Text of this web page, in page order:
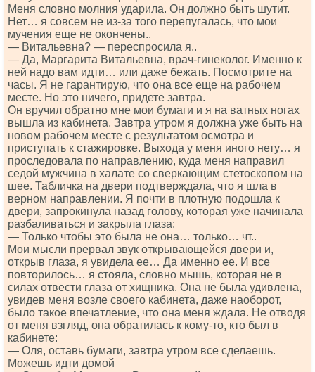
Меня словно молния ударила. Он должно быть шутит.
Нет… я совсем не из-за того перепугалась, что мои
мучения еще не окончены..
— Витальевна? — переспросила я..
— Да, Маргарита Витальевна, врач-гинеколог. Именно к
ней надо вам идти… или даже бежать. Посмотрите на
часы. Я не гарантирую, что она все еще на рабочем
месте. Но это ничего, придете завтра.
Он вручил обратно мне мои бумаги и я на ватных ногах
вышла из кабинета. Завтра утром я должна уже быть на
новом рабочем месте с результатом осмотра и
приступать к стажировке. Выхода у меня иного нету… я
проследовала по направлению, куда меня направил
седой мужчина в халате со сверкающим стетоскопом на
шее. Табличка на двери подтверждала, что я шла в
верном направлении. Я почти в плотную подошла к
двери, запрокинула назад голову, которая уже начинала
разбаливаться и закрыла глаза:
— Только чтобы это была не она… только… чт..
Мои мысли прервал звук открывающейся двери и,
открыв глаза, я увидела ее… Да именно ее. И все
повторилось… я стояла, словно мышь, которая не в
силах отвести глаза от хищника. Она не была удивлена,
увидев меня возле своего кабинета, даже наоборот,
было такое впечатление, что она меня ждала. Не отводя
от меня взгляд, она обратилась к кому-то, кто был в
кабинете:
— Оля, оставь бумаги, завтра утром все сделаешь.
Можешь идти домой